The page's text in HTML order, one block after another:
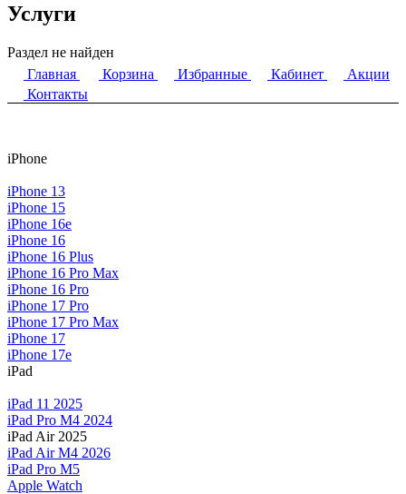
Услуги
Раздел не найден
Главная
Корзина Избранные Кабинет
Акции
Контакты
iPhone
iPhone 13
iPhone 15
iPhone 16e
iPhone 16
iPhone 16 Plus
iPhone 16 Pro Max
iPhone 16 Pro
iPhone 17 Pro
iPhone 17 Pro Max
iPhone 17
iPhone 17e
iPad
iPad 11 2025
iPad Pro M4 2024
iPad Air 2025
iPad Air M4 2026
iPad Pro M5
Apple Watch